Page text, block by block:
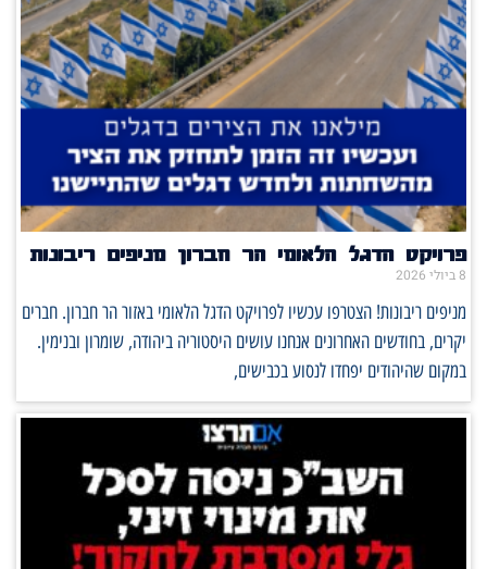
פרויקט הדגל הלאומי הר חברון מניפים ריבונות
8 ביולי 2026
מניפים ריבונות! הצטרפו עכשיו לפרויקט הדגל הלאומי באזור הר חברון. חברים
יקרים, בחודשים האחרונים אנחנו עושים היסטוריה ביהודה, שומרון ובנימין.
במקום שהיהודים יפחדו לנסוע בכבישים,